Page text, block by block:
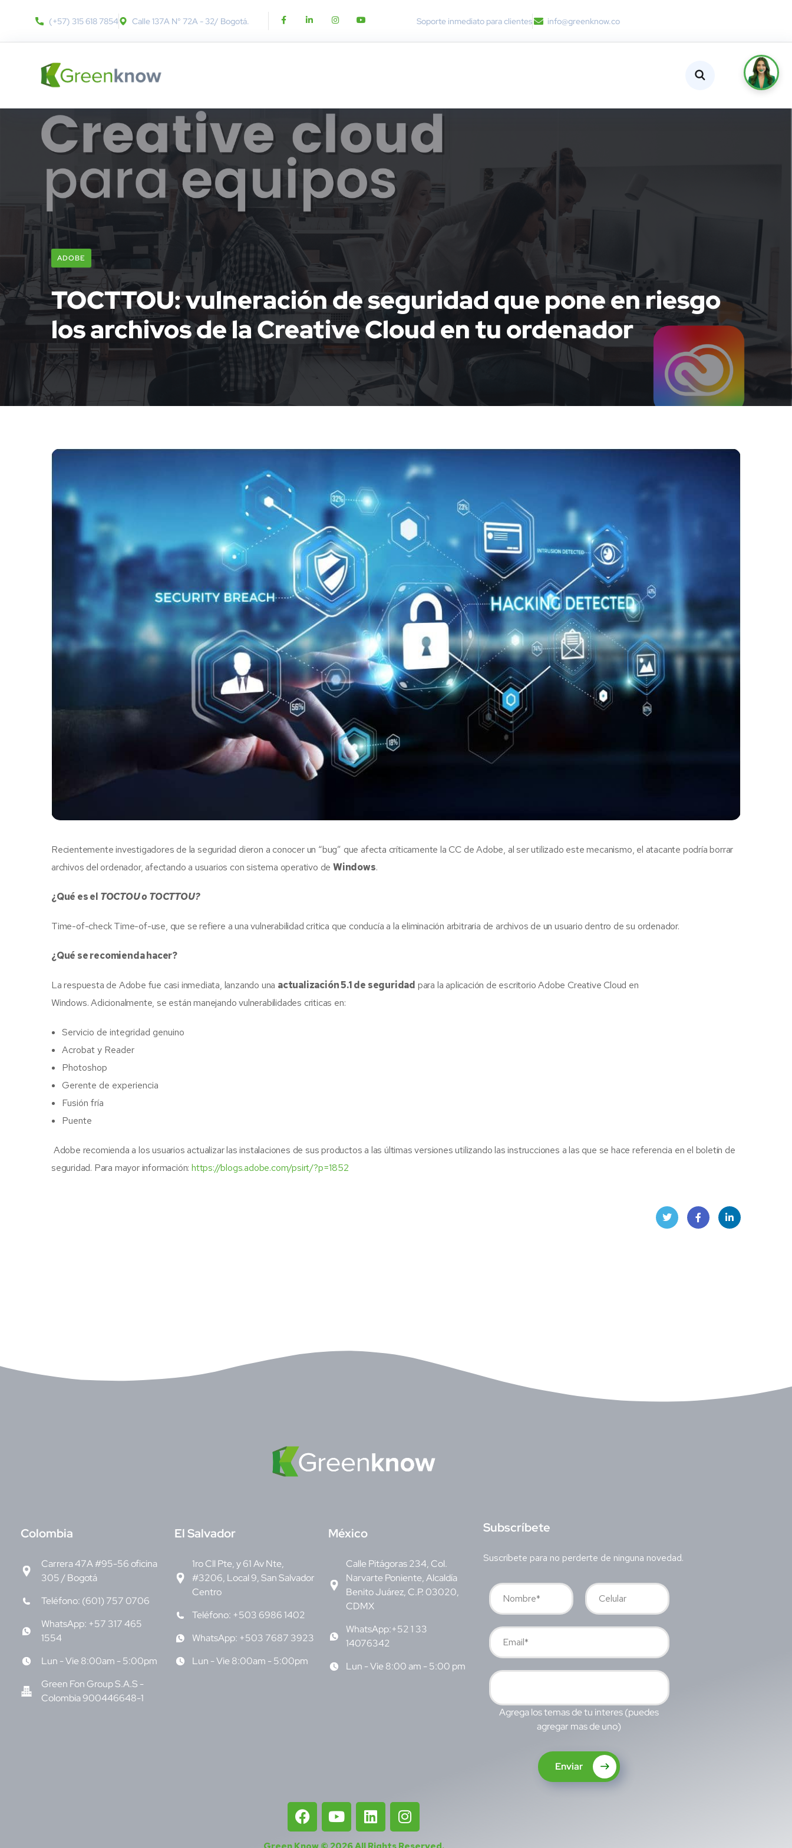
(+57) 315 618 7854 Calle 137A N° 72A - 32​/ Bogotá. Soporte inmediato para clientes info@greenknow.co
ADOBE
TOCTTOU: vulneración de seguridad que pone en riesgo
los archivos de la Creative Cloud en tu ordenador
Recientemente investigadores de la seguridad dieron a conocer un “bug” que afecta críticamente la CC de Adobe, al ser utilizado este mecanismo, el atacante podría borrar
archivos del ordenador, afectando a usuarios con sistema operativo de Windows.
¿Qué es el TOCTOU o TOCTTOU?
Time-of-check Time-of-use, que se refiere a una vulnerabilidad critica que conducía a la eliminación arbitraria de archivos de un usuario dentro de su ordenador.
¿Qué se recomienda hacer?
La respuesta de Adobe fue casi inmediata, lanzando una actualización 5.1 de seguridad para la aplicación de escritorio Adobe Creative Cloud en
Windows. Adicionalmente, se están manejando vulnerabilidades criticas en:
Servicio de integridad genuino
Acrobat y Reader
Photoshop
Gerente de experiencia
Fusión fría
Puente
Adobe recomienda a los usuarios actualizar las instalaciones de sus productos a las últimas versiones utilizando las instrucciones a las que se hace referencia en el boletín de
seguridad. Para mayor información:https://blogs.adobe.com/psirt/?p=1852
Colombia
Carrera 47A #95-56 oficina
305 / Bogotá
Teléfono: (601) 757 0706
WhatsApp: +57 317 465
1554
Lun - Vie 8:00am - 5:00pm
Green Fon Group S.A.S -
Colombia 900446648-1
El Salvador
1ro Cll Pte, y 61 Av Nte,
#3206, Local 9, San Salvador
Centro
Teléfono: +503 6986 1402
WhatsApp: +503 7687 3923
Lun - Vie 8:00am - 5:00pm
México
Calle Pitágoras 234, Col.
Narvarte Poniente, Alcaldía
Benito Juárez, C.P. 03020,
CDMX
WhatsApp:+52 1 33
14076342
Lun - Vie 8:00 am - 5:00 pm
Subscríbete
Suscríbete para no perderte de ninguna novedad.
Agrega los temas de tu interes (puedes
agregar mas de uno)
Enviar